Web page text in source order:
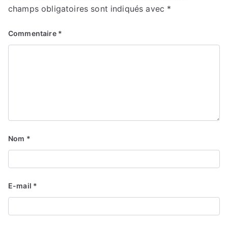
champs obligatoires sont indiqués avec *
Commentaire *
Nom *
E-mail *